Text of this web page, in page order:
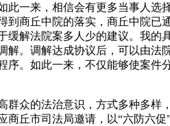
一来，相信会有更多当事人
商丘中院的落实，商丘中院
解法院案多人少的建议。我
。调解达成协议后，可以由
。如此一来，不仅能够使案
的法治意识，方式多种多样
丘市司法局邀请，以“六防六